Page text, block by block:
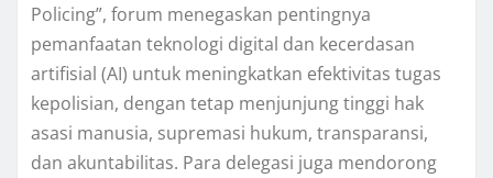
Policing”, forum menegaskan pentingnya
pemanfaatan teknologi digital dan kecerdasan
artifisial (AI) untuk meningkatkan efektivitas tugas
kepolisian, dengan tetap menjunjung tinggi hak
asasi manusia, supremasi hukum, transparansi,
dan akuntabilitas. Para delegasi juga mendorong